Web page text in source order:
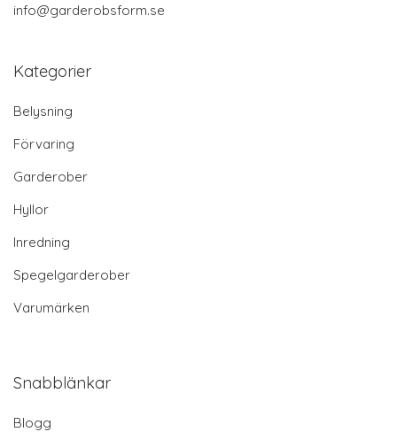
info@garderobsform.se
Kategorier
Belysning
Förvaring
Garderober
Hyllor
Inredning
Spegelgarderober
Varumärken
Snabblänkar
Blogg